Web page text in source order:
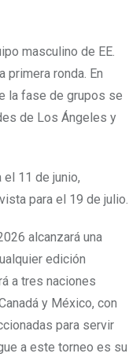
masculino de EE.
primera ronda. En
la fase de grupos se
de Los Ángeles y
11 de junio,
para el 19 de julio.
alcanzará una
edición
a tres naciones
y México, con
para servir
a este torneo es su